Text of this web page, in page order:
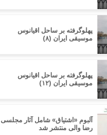
پهلوگرفته بر ساحل اقیانوس
موسیقی ایران (۸)
پهلوگرفته بر ساحل اقیانوس
موسیقی ایران (۱۲)
آلبوم «اشتیاق» شامل آثار مجلسی
رضا والی منتشر شد